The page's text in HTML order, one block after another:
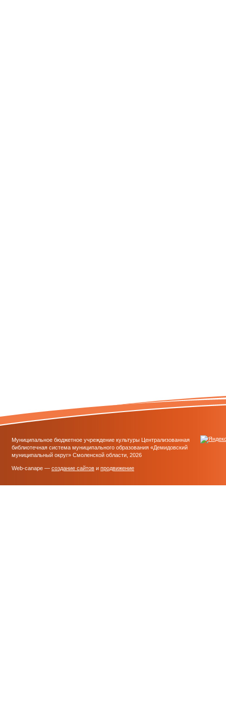
Муниципальное бюджетное учреждение культуры Централизованная
библиотечная система муниципального образования «Демидовский
муниципальный округ» Смоленской области, 2026
Web-canape — создание сайтов и продвижение